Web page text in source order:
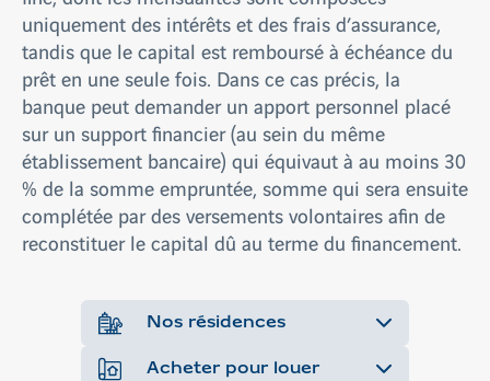
Nos résidences
Acheter pour louer
uniquement des intérêts et des frais d’assurance,
tandis que le capital est remboursé à échéance du
prêt en une seule fois. Dans ce cas précis, la
banque peut demander un apport personnel placé
sur un support financier (au sein du même
établissement bancaire) qui équivaut à au moins 30
% de la somme empruntée, somme qui sera ensuite
complétée par des versements volontaires afin de
reconstituer le capital dû au terme du financement.